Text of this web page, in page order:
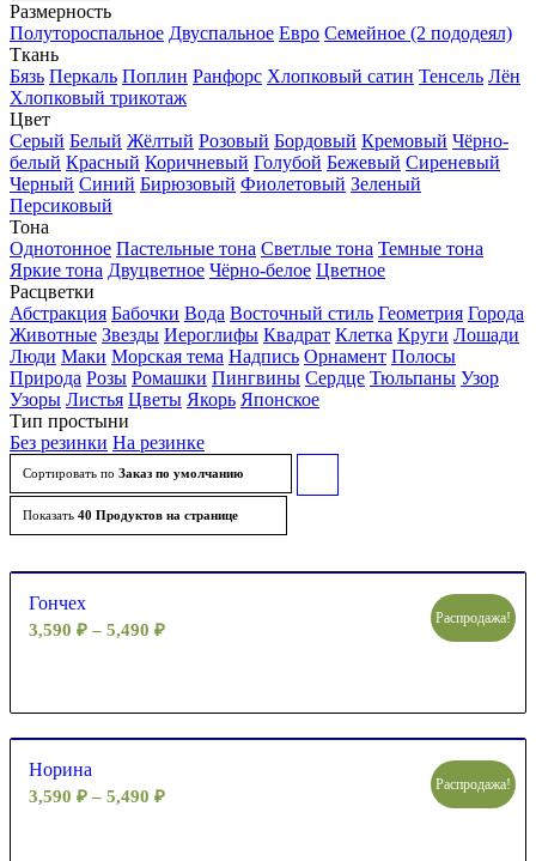
Размерность
Полутороспальное Двуспальное Евро Семейное (2 пододеял)
Ткань
Бязь Перкаль Поплин Ранфорс Хлопковый сатин Тенсель Лён
Хлопковый трикотаж
Цвет
Серый Белый Жёлтый Розовый Бордовый Кремовый Чёрно-
белый Красный Коричневый Голубой Бежевый Сиреневый
Черный Синий Бирюзовый Фиолетовый Зеленый
Персиковый
Тона
Однотонное Пастельные тона Светлые тона Темные тона
Яркие тона Двуцветное Чёрно-белое Цветное
Расцветки
Абстракция Бабочки Вода Восточный стиль Геометрия Города
Животные Звезды Иероглифы Квадрат Клетка Круги Лошади
Люди Маки Морская тема Надпись Орнамент Полосы
Природа Розы Ромашки Пингвины Сердце Тюльпаны Узор
Узоры Листья Цветы Якорь Японское
Тип простыни
Без резинки На резинке
Сортировать по Заказ по умолчанию
Показать 40 Продуктов на странице
Гончех
3,590 ₽ – 5,490 ₽
Распродажа!
Норина
3,590 ₽ – 5,490 ₽
Распродажа!